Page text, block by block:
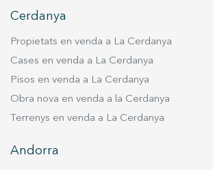
Cerdanya
Propietats en venda a La Cerdanya
Cases en venda a La Cerdanya
Pisos en venda a La Cerdanya
Obra nova en venda a la Cerdanya
Terrenys en venda a La Cerdanya
Andorra